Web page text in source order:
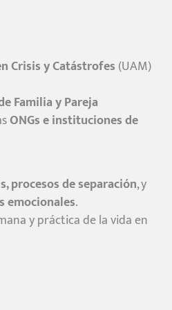
Crisis y Catástrofes (UAM)
Familia y Pareja
ONGs e instituciones de
procesos de separación, y
emocionales.
y práctica de la vida en